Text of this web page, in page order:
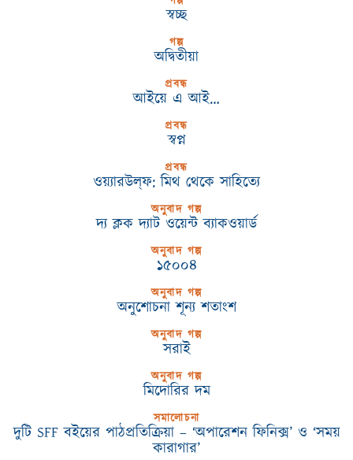
স্বচ্ছ
গল্প
অদ্বিতীয়া
প্রবন্ধ
আইয়ে এ আই…
প্রবন্ধ
স্বপ্ন
প্রবন্ধ
ওয়্যারউল্‌ফ: মিথ থেকে সাহিত্যে
অনুবাদ গল্প
দ্য ক্লক দ্যাট ওয়েন্ট ব্যাকওয়ার্ড
অনুবাদ গল্প
১৫০০৪
অনুবাদ গল্প
অনুশোচনা শূন্য শতাংশ
অনুবাদ গল্প
সরাই
অনুবাদ গল্প
মিদোরির দম
সমালোচনা
দুটি SFF বইয়ের পাঠপ্রতিক্রিয়া – ‘অপারেশন ফিনিক্স’ ও ‘সময়
কারাগার’